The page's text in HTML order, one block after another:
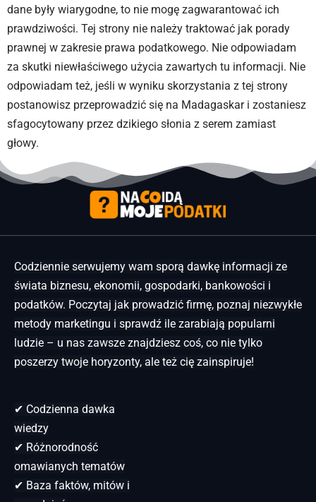
dane były wiarygodne, to nie mogę zagwarantować ich
prawdziwości. Tej strony nie należy traktować jak porady
prawnej w zakresie prawa podatkowego. Nie odpowiadam
za skutki niewłaściwego użycia zawartych tu informacji. Nie
odpowiadam też, jeśli w wyniku skorzystania z tej strony
postanowisz przeprowadzić się na Madagaskar i zostaniesz
sfagocytowany przez dzikiego słonia z serem zamiast
głowy.
Codziennie serwujemy wam sporą dawkę informacji ze
świata biznesu, ekonomii, gospodarki, bankowości i
podatków. Poczytaj jak prowadzić firmę, poznaj niezwykłe
metody marketingu i sprawdź ile zarabiają popularni
ludzie – u nas zawsze znajdziesz coś, co nie tylko
poszerzy twoje horyzonty, ale też cię zainspiruje!
✔ Codzienna dawka
wiedzy
✔ Różnorodność
omawianych tematów
✔ Baza faktów, mitów i